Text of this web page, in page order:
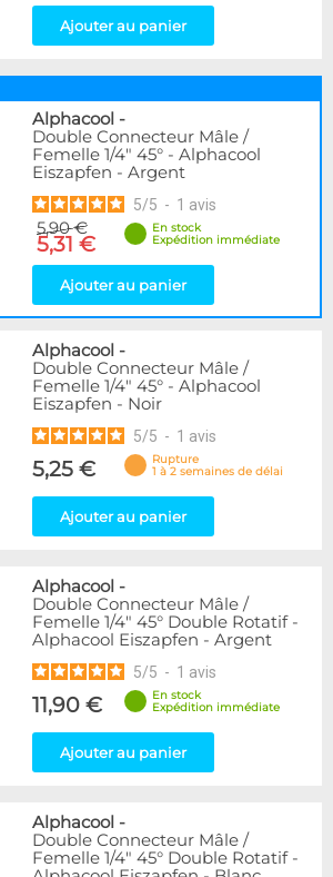
Ajouter au panier
Alphacool -
Double Connecteur Mâle /
Femelle 1/4" 45° - Alphacool
Eiszapfen - Argent
5/5 - 1 avis
5,90 €
5,31 €
En stock
Expédition immédiate
Ajouter au panier
Alphacool -
Double Connecteur Mâle /
Femelle 1/4" 45° - Alphacool
Eiszapfen - Noir
5/5 - 1 avis
5,25 €
Rupture
1 à 2 semaines de délai
Ajouter au panier
Alphacool -
Double Connecteur Mâle /
Femelle 1/4" 45° Double Rotatif -
Alphacool Eiszapfen - Argent
5/5 - 1 avis
11,90 €
En stock
Expédition immédiate
Ajouter au panier
Alphacool -
Double Connecteur Mâle /
Femelle 1/4" 45° Double Rotatif -